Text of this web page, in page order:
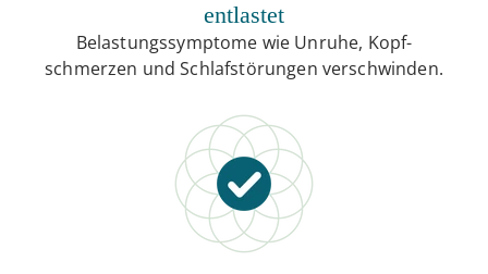
entlastet
Belastungssymptome wie Unruhe, Kopf-
schmerzen und Schlafstörungen verschwinden.